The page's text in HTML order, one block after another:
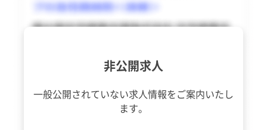
三宅村
青ヶ島村
非公開求人
一般公開されていない求人情報をご案内いたし
ます。
三宅村
青ヶ島村